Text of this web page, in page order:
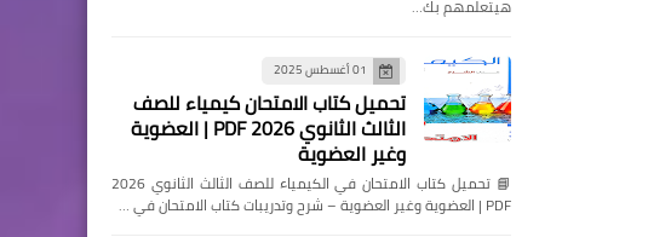
هيتعلمهم بك…
01 أغسطس 2025
تحميل كتاب الامتحان كيمياء للصف
الثالث الثانوي 2026 PDF | العضوية
وغير العضوية
📘 تحميل كتاب الامتحان في الكيمياء للصف الثالث الثانوي 2026
PDF | العضوية وغير العضوية – شرح وتدريبات كتاب الامتحان في …